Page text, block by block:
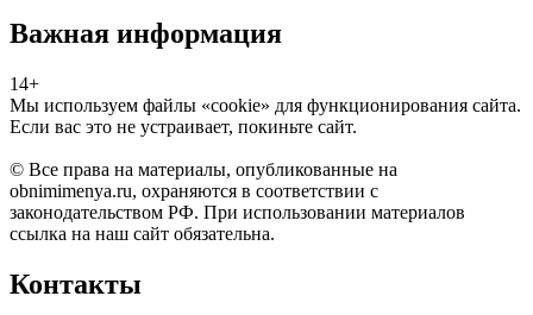
Важная информация
14+
Мы используем файлы «cookie» для функционирования сайта.
Если вас это не устраивает, покиньте сайт.
© Все права на материалы, опубликованные на
obnimimenya.ru, охраняются в соответствии с
законодательством РФ. При использовании материалов
ссылка на наш сайт обязательна.
Контакты